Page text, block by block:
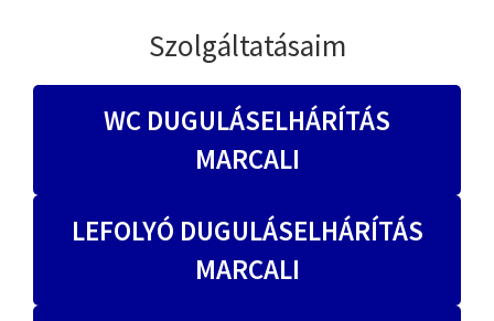
Szolgáltatásaim
WC DUGULÁSELHÁRÍTÁS
MARCALI
LEFOLYÓ DUGULÁSELHÁRÍTÁS
MARCALI